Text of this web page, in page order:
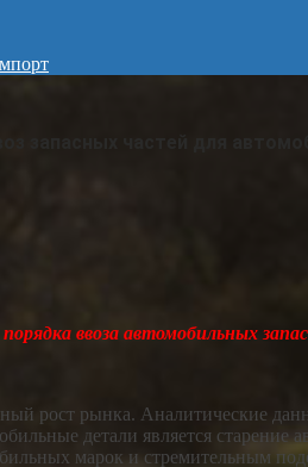
ввоза автомобильных
рост рынка. Аналитические
детали является
марок и стремительным